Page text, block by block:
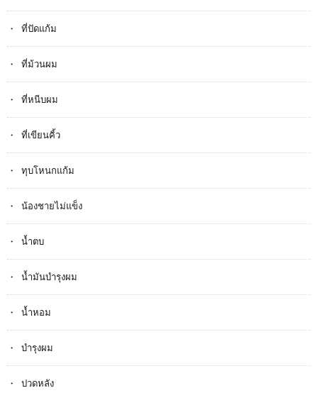
ที่ปัดแก้ม
ที่ม้วนผม
ที่หนีบผม
ที่เขียนคิ้ว
ทุบโหนกแก้ม
น้องชายไม่แข็ง
น้ำตบ
น้ำมันบำรุงผม
น้ำหอม
บำรุงผม
ปวดหลัง